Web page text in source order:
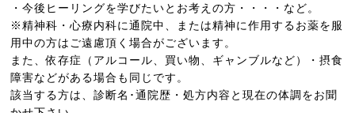
・今後ヒーリングを学びたいとお考えの方・・・・など。
※精神科・心療内科に通院中、または精神に作用するお薬を服
用中の方はご遠慮頂く場合がございます。
また、依存症（アルコール、買い物、ギャンブルなど）・摂食
障害などがある場合も同じです。
該当する方は、診断名･通院歴・処方内容と現在の体調をお聞